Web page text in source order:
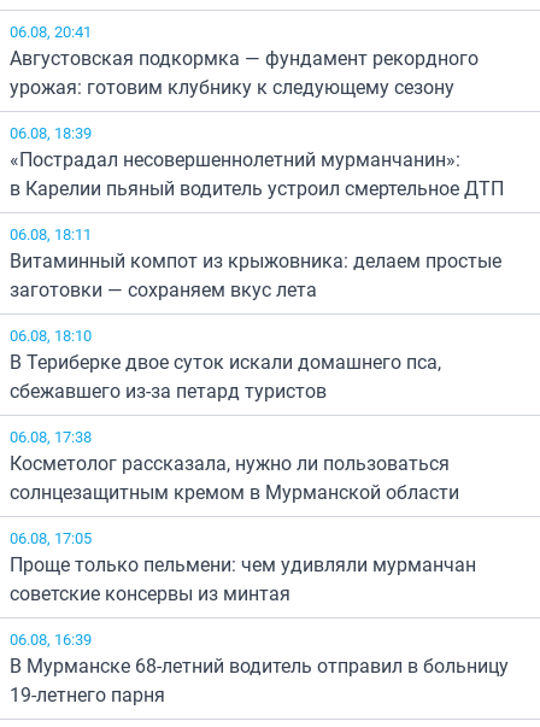
06.08, 20:41
Августовская подкормка — фундамент рекордного
урожая: готовим клубнику к следующему сезону
06.08, 18:39
«Пострадал несовершеннолетний мурманчанин»:
в Карелии пьяный водитель устроил смертельное ДТП
06.08, 18:11
Витаминный компот из крыжовника: делаем простые
заготовки — сохраняем вкус лета
06.08, 18:10
В Териберке двое суток искали домашнего пса,
сбежавшего из-за петард туристов
06.08, 17:38
Косметолог рассказала, нужно ли пользоваться
солнцезащитным кремом в Мурманской области
06.08, 17:05
Проще только пельмени: чем удивляли мурманчан
советские консервы из минтая
06.08, 16:39
В Мурманске 68-летний водитель отправил в больницу
19-летнего парня